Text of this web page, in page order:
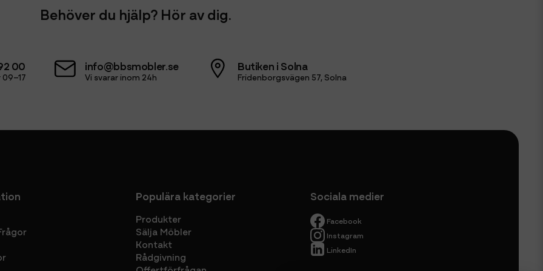
Behöver du hjälp? Hör av dig.
00 info@bbsmobler.se
Vi svarar inom 24h
Butiken i Solna
Fridenborgsvägen 57, Solna
Populära kategorier
Produkter
Sälja Möbler
Kontakt
Rådgivning
Sociala medier
Facebook
Instagram
LinkedIn